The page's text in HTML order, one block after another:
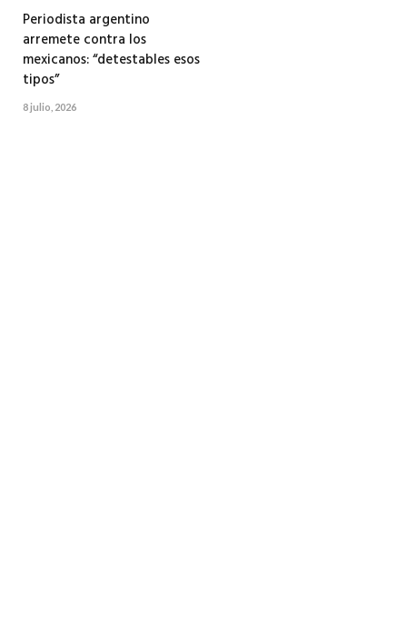
Periodista argentino
arremete contra los
mexicanos: “detestables esos
tipos”
8 julio, 2026